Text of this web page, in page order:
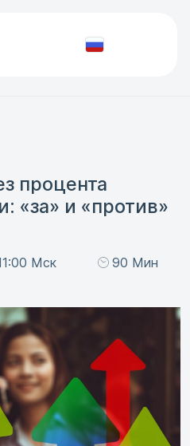
процента
«за» и «против»
Мск 90 Мин